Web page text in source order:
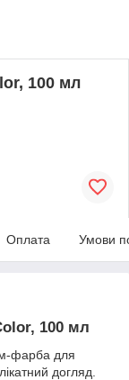
100 мл
Оплата Умови
100 мл
фарба для
догляд.